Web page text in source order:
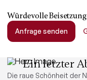
Würdevolle
Anfrage senden
Ein letzter
Die raue Schönheit der